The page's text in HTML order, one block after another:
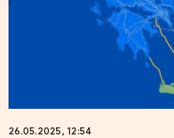
26.05.2025, 12:54